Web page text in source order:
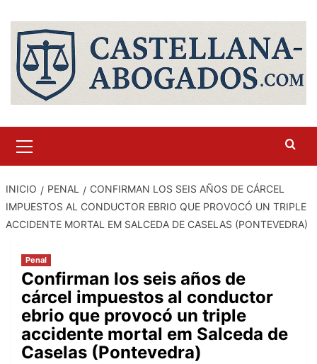
contenido
primario
INICIO PENAL
CONFIRMAN LOS SEIS AÑOS DE CÁRCEL
IMPUESTOS AL CONDUCTOR EBRIO QUE PROVOCÓ UN TRIPLE
ACCIDENTE MORTAL EM SALCEDA DE CASELAS (PONTEVEDRA)
Penal
Confirman los seis años de
cárcel impuestos al conductor
ebrio que provocó un triple
accidente mortal em Salceda de
Caselas (Pontevedra)